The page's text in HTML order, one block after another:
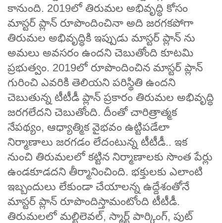
కానుంది. 2019లో తిరుమల అభివృద్ధి కోసం
మాస్టర్ ప్లాన్ రూపొందించినా అది జరగకపోగా
తిరుమల అభివృద్ధికి ఇప్పుడు మాస్టర్ ప్లాన్ ను
అమలు అవసరం ఉందని చెబుతోంది కూటమి
ప్రభుత్వం. 2019లో రూపొందించిన మాస్టర్‌ ప్లాన్
గురించి ఎవరికి తెలియని పరిస్థితి ఉందని
చెబుతున్న టీటీడీ ప్లాన్ ప్రకారం తిరుమల అభివృద్ధి
జరగలేదని చెబుతోంది. దీంతో చారిత్రాత్మక
నేపథ్యం, ఆధ్యాత్మిక వైభవం ఉట్టిపడేలా
నిర్మాణాలు జరగడం లేదంటున్న టీటీడీ.. ఇక
నుంచి తిరుమలలో కట్టిన నిర్మాణాలకు సొంత పేర్లు
ఉండకూడదని తీర్మానించింది. భక్తులకు ఎలాంటి
ఇబ్బందులు లేకుండా చేయాలన్న ఉద్దేశంతోనే
మాస్టర్ ప్లాన్ రూపొందిస్తామంటోంది టీటీడీ.
తిరుమలలో మల్టిలెవల్, స్మార్ట్ పార్కింగ్, పుట్